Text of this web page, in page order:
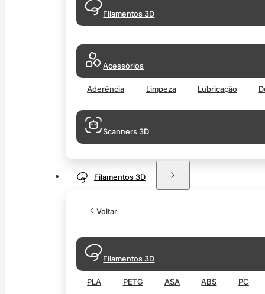
Filamentos 3D
Acessórios
Aderência Limpeza Lubricação
Scanners 3D
Filamentos 3D
Voltar
Filamentos 3D
PLA PETG ASA ABS PC